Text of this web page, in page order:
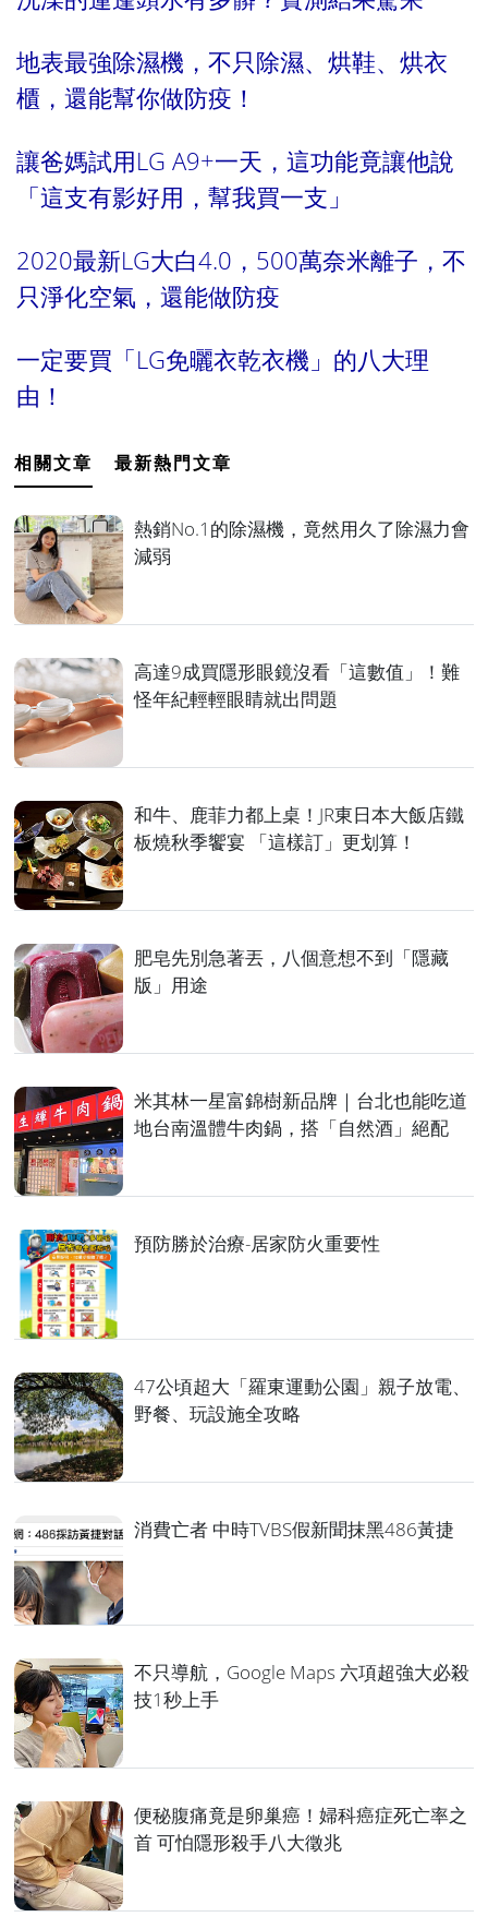
地表最強除濕機，不只除濕、烘鞋、烘衣
櫃，還能幫你做防疫！
讓爸媽試用LG A9+一天，這功能竟讓他說
「這支有影好用，幫我買一支」
2020最新LG大白4.0，500萬奈米離子，不
只淨化空氣，還能做防疫
一定要買「LG免曬衣乾衣機」的八大理
由！
相關文章 最新熱門文章
熱銷No.1的除濕機，竟然用久了除濕力會
減弱
高達9成買隱形眼鏡沒看「這數值」！難
怪年紀輕輕眼睛就出問題
和牛、鹿菲力都上桌！JR東日本大飯店鐵
板燒秋季饗宴 「這樣訂」更划算！
肥皂先別急著丟，八個意想不到「隱藏
版」用途
米其林一星富錦樹新品牌｜台北也能吃道
地台南溫體牛肉鍋，搭「自然酒」絕配
預防勝於治療-居家防火重要性
47公頃超大「羅東運動公園」親子放電、
野餐、玩設施全攻略
消費亡者 中時TVBS假新聞抹黑486黃捷
不只導航，Google Maps 六項超強大必殺
技1秒上手
便秘腹痛竟是卵巢癌！婦科癌症死亡率之
首 可怕隱形殺手八大徵兆